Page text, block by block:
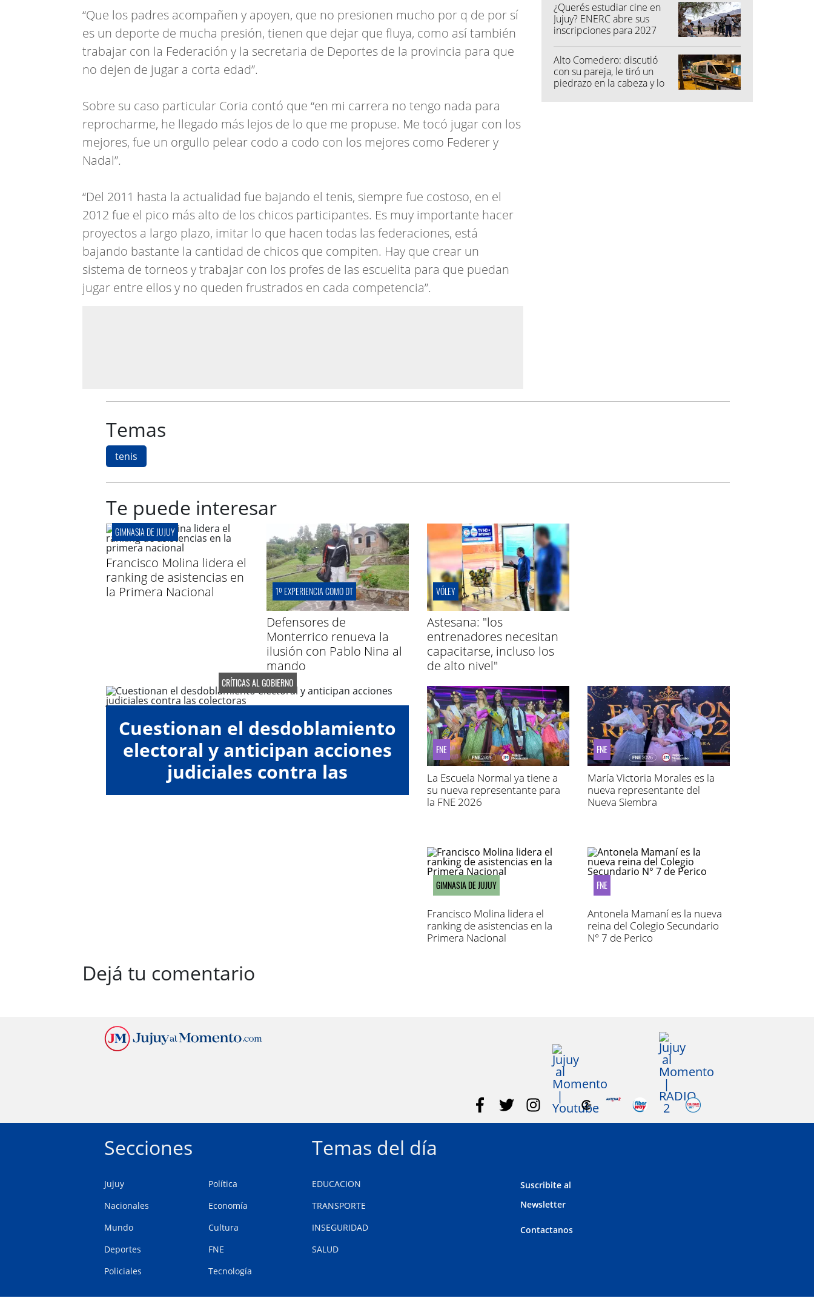
“Que los padres acompañen y apoyen, que no presionen mucho por q de por sí
es un deporte de mucha presión, tienen que dejar que fluya, como así también
trabajar con la Federación y la secretaria de Deportes de la provincia para que
no dejen de jugar a corta edad”.
Sobre su caso particular Coria contó que “en mi carrera no tengo nada para
reprocharme, he llegado más lejos de lo que me propuse. Me tocó jugar con los
mejores, fue un orgullo pelear codo a codo con los mejores como Federer y
Nadal”.
“Del 2011 hasta la actualidad fue bajando el tenis, siempre fue costoso, en el
2012 fue el pico más alto de los chicos participantes. Es muy importante hacer
proyectos a largo plazo, imitar lo que hacen todas las federaciones, está
bajando bastante la cantidad de chicos que compiten. Hay que crear un
sistema de torneos y trabajar con los profes de las escuelita para que puedan
jugar entre ellos y no queden frustrados en cada competencia”.
¿Querés estudiar cine en
Jujuy? ENERC abre sus
inscripciones para 2027
Alto Comedero: discutió
con su pareja, le tiró un
piedrazo en la cabeza y lo
Temas
tenis
Te puede interesar
GIMNASIA DE JUJUY
Francisco Molina lidera el
ranking de asistencias en
la Primera Nacional
1º EXPERIENCIA COMO DT
Defensores de
Monterrico renueva la
ilusión con Pablo Nina al
mando
VÓLEY
Astesana: "los
entrenadores necesitan
capacitarse, incluso los
de alto nivel"
CRÍTICAS AL GOBIERNO
Cuestionan el desdoblamiento
electoral y anticipan acciones
judiciales contra las
"colectoras"
FNE
La Escuela Normal ya tiene a
su nueva representante para
la FNE 2026
FNE
María Victoria Morales es la
nueva representante del
Nueva Siembra
GIMNASIA DE JUJUY
Francisco Molina lidera el
ranking de asistencias en la
Primera Nacional
FNE
Antonela Mamaní es la nueva
reina del Colegio Secundario
N° 7 de Perico
Dejá tu comentario
Secciones
Jujuy
Nacionales
Mundo
Deportes
Policiales
Política
Economía
Cultura
FNE
Tecnología
Temas del día
EDUCACION
TRANSPORTE
INSEGURIDAD
SALUD
Suscribite al
Newsletter
Contactanos